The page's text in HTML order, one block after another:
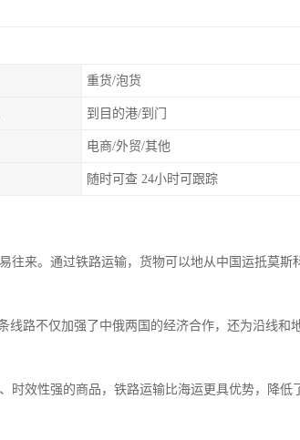
重货/泡货
到目的港/到门
电商/外贸/其他
随时可查 24小时可跟踪
往来。通过铁路运输，货物可以地从中国运抵莫斯
线路不仅加强了中俄两国的经济合作，还为沿线和
时效性强的商品，铁路运输比海运更具优势，降低